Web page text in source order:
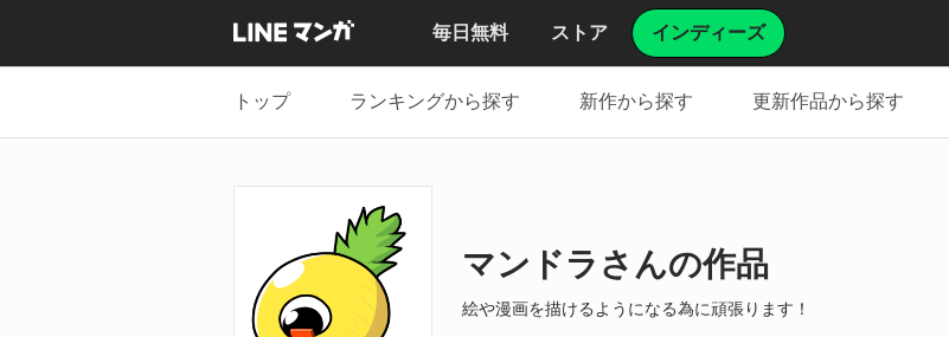
毎日無料 ストア インディーズ
トップ ランキングから探す 新作から探す 更新作品から探す
マンドラさんの作品
絵や漫画を描けるようになる為に頑張ります！